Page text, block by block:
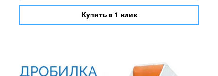
Купить в 1 клик